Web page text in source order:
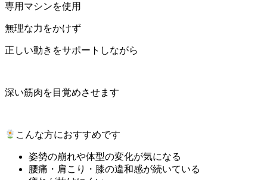
専用マシンを使用
無理な力をかけず
正しい動きをサポートしながら
深い筋肉を目覚めさせます
こんな方におすすめです
姿勢の崩れや体型の変化が気になる
腰痛・肩こり・膝の違和感が続いている